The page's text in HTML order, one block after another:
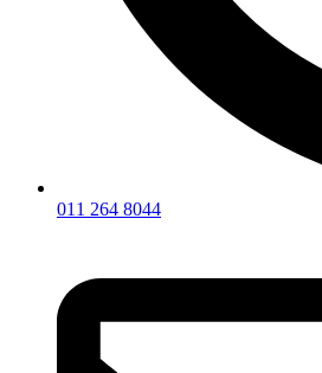
011 264 8044